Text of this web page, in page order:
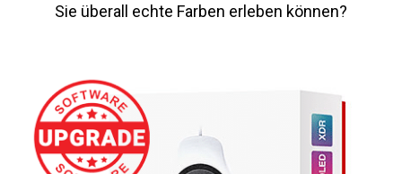
Sie überall echte Farben erleben können?